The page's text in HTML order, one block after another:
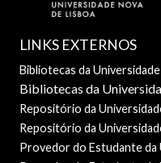
LINKS EXTERNOS
Bibliotecas da
Bibliotecas da
Repositório da
Repositório da
Provedor do Estudante da